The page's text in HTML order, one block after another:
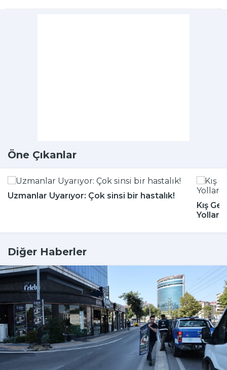
Öne Çıkanlar
Uzmanlar Uyarıyor: Çok sinsi bir hastalık!
Kış
Yolları
Diğer Haberler